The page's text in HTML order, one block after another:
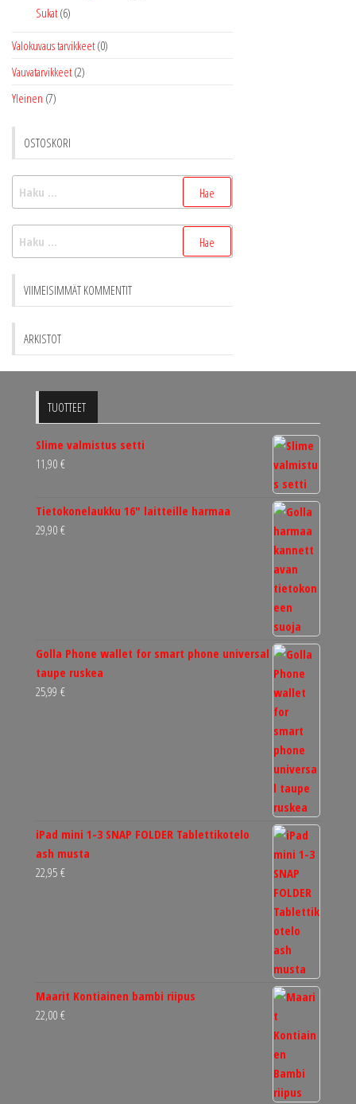
Sukat (6)
Valokuvaus tarvikkeet (0)
Vauvatarvikkeet (2)
Yleinen (7)
OSTOSKORI
Haku:
Haku:
VIIMEISIMMÄT KOMMENTIT
ARKISTOT
TUOTTEET
Slime valmistus setti
11,90 €
Tietokonelaukku 16" laitteille harmaa
29,90 €
Golla Phone wallet for smart phone universal
taupe ruskea
25,99 €
iPad mini 1-3 SNAP FOLDER Tablettikotelo
ash musta
22,95 €
Maarit Kontiainen bambi riipus
22,00 €